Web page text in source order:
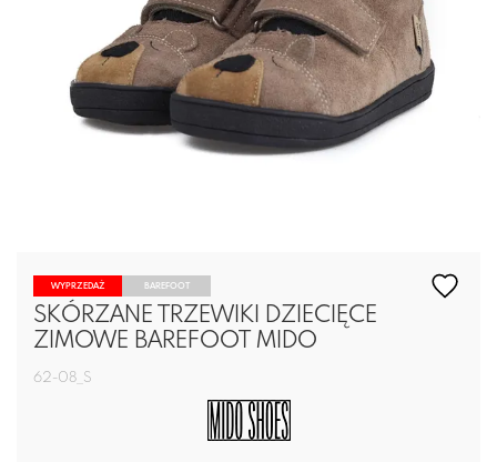
WYPRZEDAŻ BAREFOOT
SKÓRZANE TRZEWIKI DZIECIĘCE
ZIMOWE BAREFOOT MIDO
62-08_S